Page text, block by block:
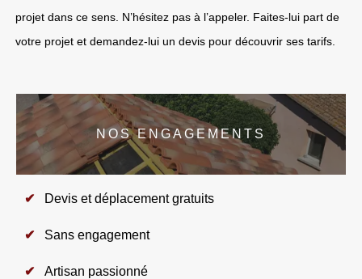
projet dans ce sens. N’hésitez pas à l’appeler. Faites-lui part de
votre projet et demandez-lui un devis pour découvrir ses tarifs.
NOS ENGAGEMENTS
Devis et déplacement gratuits
Sans engagement
Artisan passionné